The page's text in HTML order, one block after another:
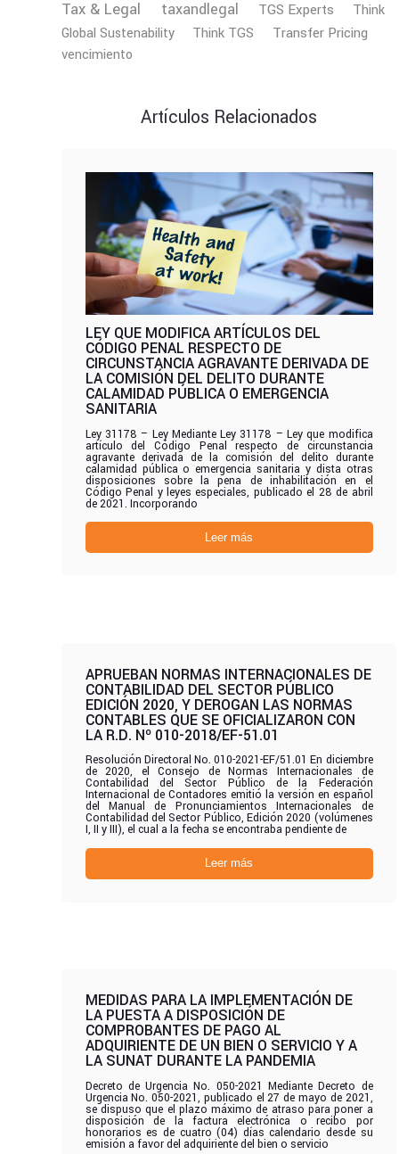
Tax & Legal taxandlegal TGS Experts
Think
Global Sustenability
Think TGS Transfer Pricing
vencimiento
Artículos Relacionados
LEY QUE MODIFICA ARTÍCULOS DEL
CÓDIGO PENAL RESPECTO DE
CIRCUNSTANCIA AGRAVANTE DERIVADA DE
LA COMISIÓN DEL DELITO DURANTE
CALAMIDAD PÚBLICA O EMERGENCIA
SANITARIA
Ley 31178 – Ley Mediante Ley 31178 – Ley que modifica
artículo del Código Penal respecto de circunstancia
agravante derivada de la comisión del delito durante
calamidad pública o emergencia sanitaria y dista otras
disposiciones sobre la pena de inhabilitación en el
Código Penal y leyes especiales, publicado el 28 de abril
de 2021. Incorporando
Leer más
APRUEBAN NORMAS INTERNACIONALES DE
CONTABILIDAD DEL SECTOR PÚBLICO
EDICIÓN 2020, Y DEROGAN LAS NORMAS
CONTABLES QUE SE OFICIALIZARON CON
LA R.D. Nº 010-2018/EF-51.01
Resolución Directoral No. 010-2021-EF/51.01 En diciembre
de 2020, el Consejo de Normas Internacionales de
Contabilidad del Sector Público de la Federación
Internacional de Contadores emitió la versión en español
del Manual de Pronunciamientos Internacionales de
Contabilidad del Sector Público, Edición 2020 (volúmenes
I, II y III), el cual a la fecha se encontraba pendiente de
Leer más
MEDIDAS PARA LA IMPLEMENTACIÓN DE
LA PUESTA A DISPOSICIÓN DE
COMPROBANTES DE PAGO AL
ADQUIRIENTE DE UN BIEN O SERVICIO Y A
LA SUNAT DURANTE LA PANDEMIA
Decreto de Urgencia No. 050-2021 Mediante Decreto de
Urgencia No. 050-2021, publicado el 27 de mayo de 2021,
se dispuso que el plazo máximo de atraso para poner a
disposición de la factura electrónica o recibo por
honorarios es de cuatro (04) días calendario desde su
emisión a favor del adquiriente del bien o servicio